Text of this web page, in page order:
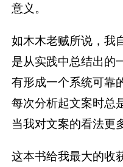
意义。
如木木老贼所说，我
是从实践中总结出的
有形成一个系统可靠
每次分析起文案时总
当我对文案的看法更
这本书给我最大的收